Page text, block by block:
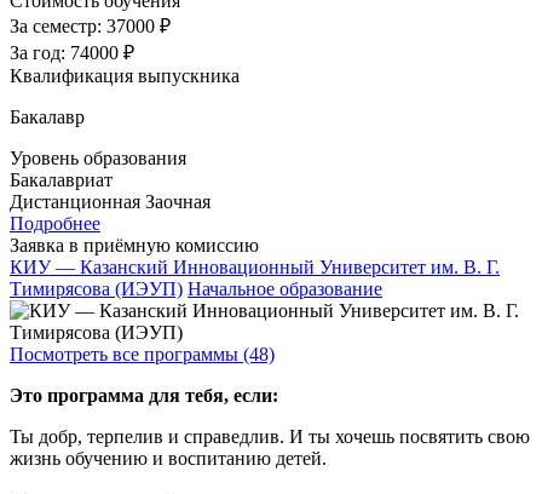
За семестр: 37000 ₽
За год: 74000 ₽
Квалификация выпускника
Бакалавр
Уровень образования
Бакалавриат
Дистанционная Заочная
Подробнее
Заявка в приёмную комиссию
КИУ — Казанский Инновационный Университет им. В. Г.
Тимирясова (ИЭУП) Начальное образование
Посмотреть все программы (48)
Это программа для тебя, если:
Ты добр, терпелив и справедлив. И ты хочешь посвятить свою
жизнь обучению и воспитанию детей.